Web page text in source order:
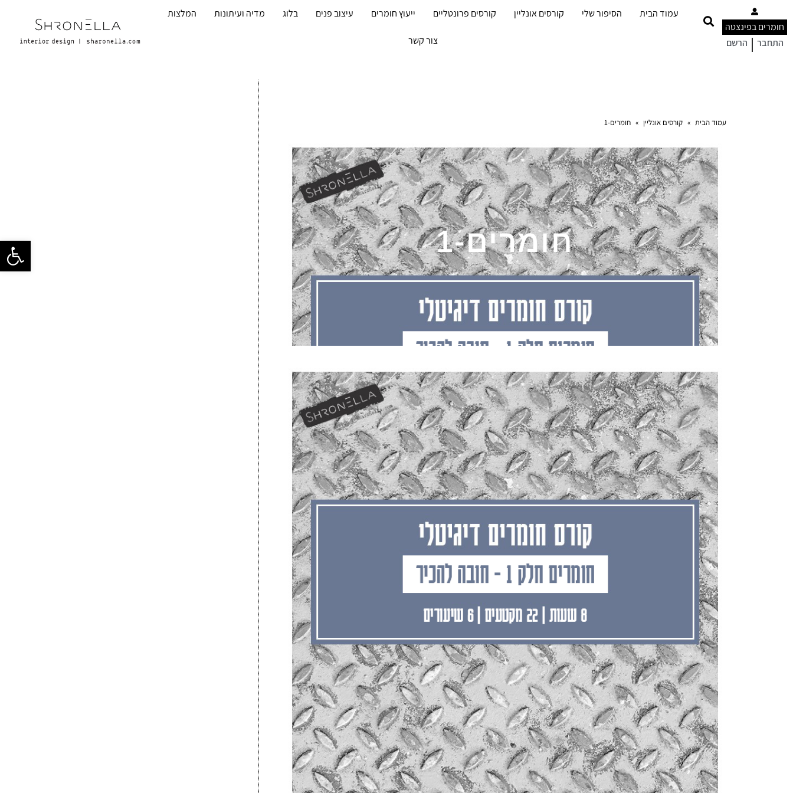
פתח
חומרים בפינצטה
התחבר | הרשם
עמוד הבית הסיפור שלי קורסים אונליין קורסים פרונטליים ייעוץ חומרים עיצוב פנים בלוג מדיה ועיתונות המלצות
צור קשר
עמוד הבית » קורסים אונליין » חומרים-1
חומרים-1